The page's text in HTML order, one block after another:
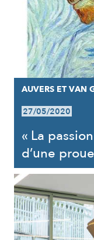
AUVERS ET VAN
27/05/2020
« La
d’une